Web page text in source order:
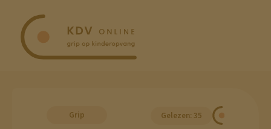
inhoud
Grip Gelezen: 35